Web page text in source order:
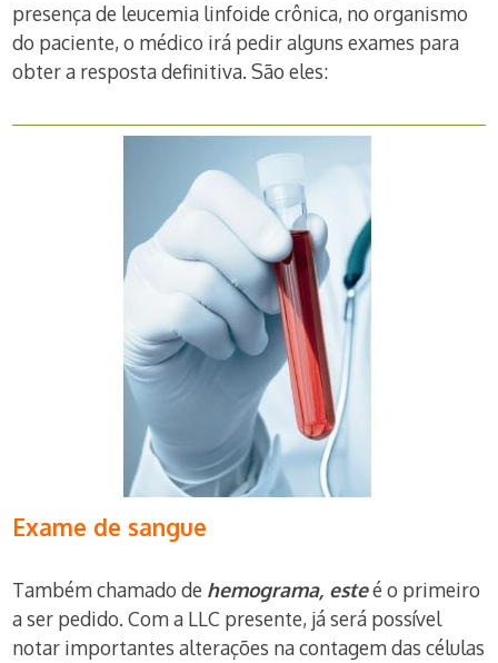
presença de leucemia linfoide crônica, no organismo
do paciente, o médico irá pedir alguns exames para
obter a resposta definitiva. São eles:
Exame de sangue
Também chamado de hemograma, esteé o primeiro
a ser pedido. Com a LLC presente, já será possível
notar importantes alterações na contagem das células